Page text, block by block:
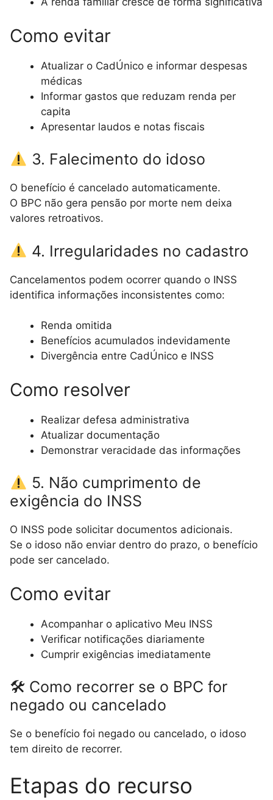
Como evitar
Atualizar o CadÚnico e informar despesas
médicas
Informar gastos que reduzam renda per
capita
Apresentar laudos e notas fiscais
3. Falecimento do idoso
O benefício é cancelado automaticamente.
O BPC não gera pensão por morte nem deixa
valores retroativos.
4. Irregularidades no cadastro
Cancelamentos podem ocorrer quando o INSS
identifica informações inconsistentes como:
Renda omitida
Benefícios acumulados indevidamente
Divergência entre CadÚnico e INSS
Como resolver
Realizar defesa administrativa
Atualizar documentação
Demonstrar veracidade das informações
5. Não cumprimento de
exigência do INSS
O INSS pode solicitar documentos adicionais.
Se o idoso não enviar dentro do prazo, o benefício
pode ser cancelado.
Como evitar
Acompanhar o aplicativo Meu INSS
Verificar notificações diariamente
Cumprir exigências imediatamente
🛠 Como recorrer se o BPC for
negado ou cancelado
Se o benefício foi negado ou cancelado, o idoso
tem direito de recorrer.
Etapas do recurso